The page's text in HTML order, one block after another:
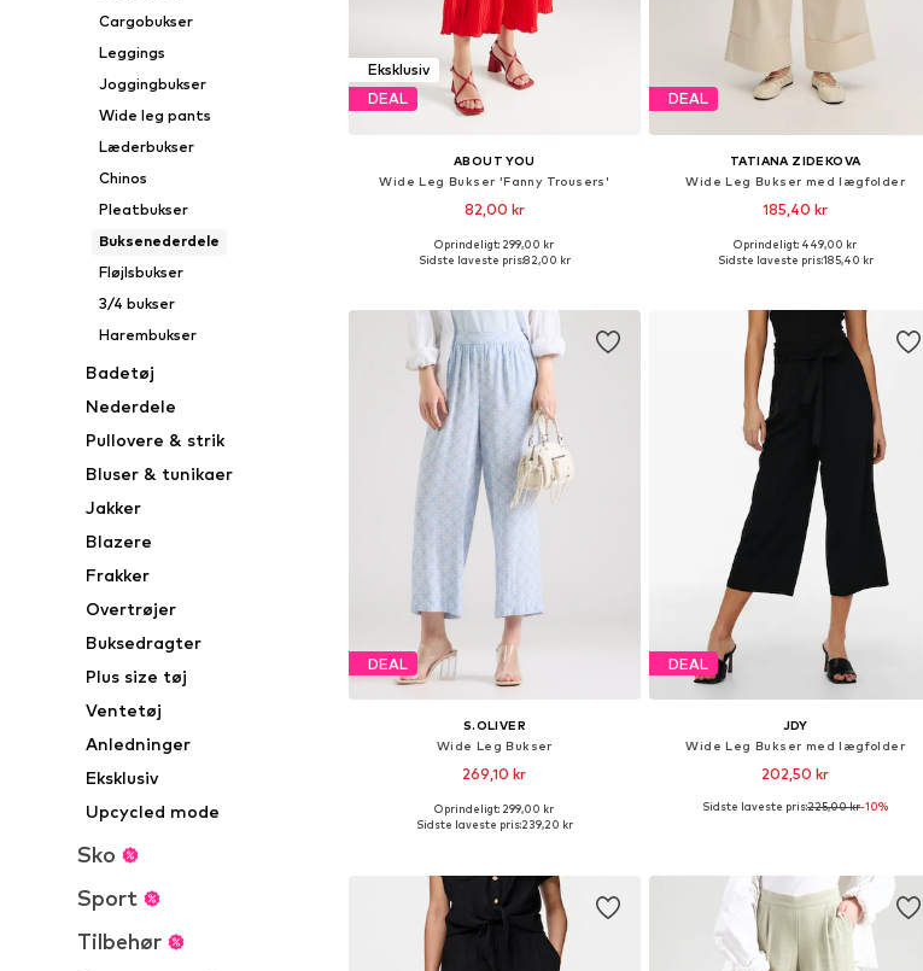
Cargobukser
Leggings
Joggingbukser
Wide leg pants
Læderbukser
Chinos
Pleatbukser
Buksenederdele
Fløjlsbukser
3/4 bukser
Harembukser
Badetøj
Nederdele
Pullovere & strik
Bluser & tunikaer
Jakker
Blazere
Frakker
Overtrøjer
Buksedragter
Plus size tøj
Ventetøj
Anledninger
Eksklusiv
Upcycled mode
Sko
Sport
Tilbehør
Eksklusiv
DEAL
ABOUT YOU
Wide Leg Bukser 'Fanny Trousers'
82,00 kr
Tilgængelige størrelser: 36, 40, 42, 44
Oprindeligt: 299,00 kr
Sidste laveste pris:82,00 kr
DEAL
TATIANA ZIDEKOVA
Wide Leg Bukser med lægfolder
185,40 kr
Tilgængelige størrelser: 34, 36, 38, 40, 42
Oprindeligt: 449,00 kr
Sidste laveste pris:185,40 kr
DEAL
S.OLIVER
Wide Leg Bukser
269,10 kr
Tilgængelige størrelser: 36, 38, 40, 42, 44
Oprindeligt: 299,00 kr
Sidste laveste pris:239,20 kr
DEAL
JDY
Wide Leg Bukser med lægfolder
202,50 kr
Tilgængelige størrelser: 34, 36, 38, 40, 42
Sidste laveste pris:225,00 kr-10%